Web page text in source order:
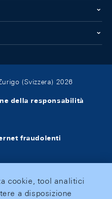
(Svizzera) 2026
della responsabilità
fraudolenti
cookie, tool analitici
a disposizione